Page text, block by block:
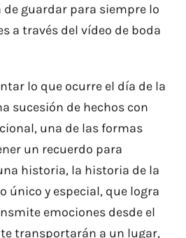
guardar para siempre lo
a través del vídeo de boda
lo que ocurre el día de la
sucesión de hechos con
una de las formas
un recuerdo para
historia, la historia de la
único y especial, que logra
emociones desde el
transportarán a un lugar,